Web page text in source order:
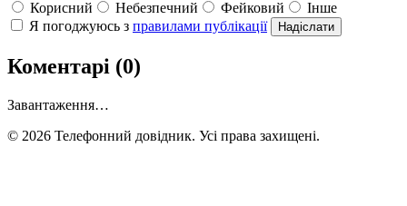
Корисний Небезпечний Фейковий
Інше
Я погоджуюсь з правилами публікації Надіслати
Коментарі (0)
Завантаження…
© 2026 Телефонний довідник. Усі права захищені.